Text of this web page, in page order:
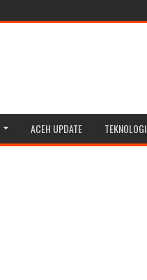
ACEH UPDATE TEKNOLOGI